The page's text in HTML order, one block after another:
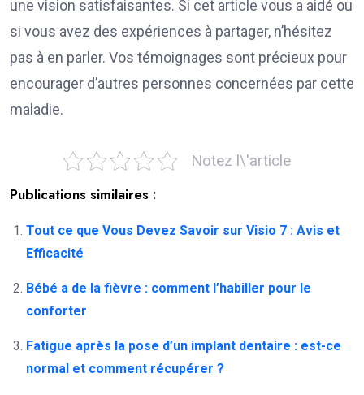
une vision satisfaisantes. Si cet article vous a aidé ou
si vous avez des expériences à partager, n’hésitez
pas à en parler. Vos témoignages sont précieux pour
encourager d’autres personnes concernées par cette
maladie.
Notez l\'article
Publications similaires :
Tout ce que Vous Devez Savoir sur Visio 7 : Avis et
Efficacité
Bébé a de la fièvre : comment l’habiller pour le
conforter
Fatigue après la pose d’un implant dentaire : est-ce
normal et comment récupérer ?